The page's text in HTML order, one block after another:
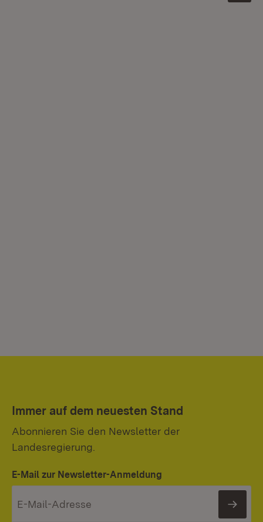
Immer auf dem neuesten Stand
Abonnieren Sie den Newsletter der
Landesregierung.
E-Mail zur Newsletter-Anmeldung